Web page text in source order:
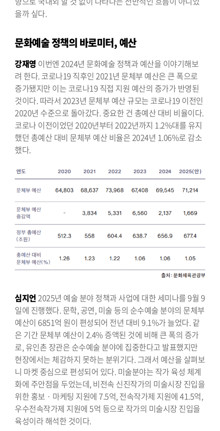
을까 싶다.
문화예술 정책의 바로미터, 예산
강재영 이번엔 2024년 문화예술 정책과 예산을 이야기해보
려 한다. 코로나19 직후인 2021년 문체부 예산은 큰 폭으로
증가됐지만 이는 코로나19 직접 지원 예산의 증가가 반영된
것이다. 따라서 2023년 문체부 예산 규모는 코로나19 이전인
2020년 수준으로 돌아갔다. 중요한 건 총예산 대비 비율이다.
코로나 이전이었던 2020년부터 2022년까지 1.2%대를 유지
했던 총예산 대비 문체부 예산 비율은 2024년 1.06%로 감소
했다.
심지언 2025년 예술 분야 정책과 사업에 대한 세미나를 9월 9
일에 진행했다. 문학, 공연, 미술 등의 순수예술 분야의 문체부
예산이 6851억 원이 편성되어 전년 대비 9.1%가 늘었다. 같
은 기간 문체부 예산이 2.4% 증액된 것에 비해 큰 폭의 증가
로, 유인촌 장관은 순수예술 분야에 집중한다고 발표했지만
현장에서는 체감하지 못하는 분위기다. 그래서 예산을 살펴보
니 마켓 중심으로 편성되어 있다. 미술분야는 작가 육성 체계
화에 주안점을 두었는데, 비전속 신진작가의 미술시장 진입을
위한 홍보 · 마케팅 지원에 7.5억, 전속작가제 지원에 41.5억,
우수전속작가제 지원에 5억 등으로 작가의 미술시장 진입을
육성이라 해석한 것이다.